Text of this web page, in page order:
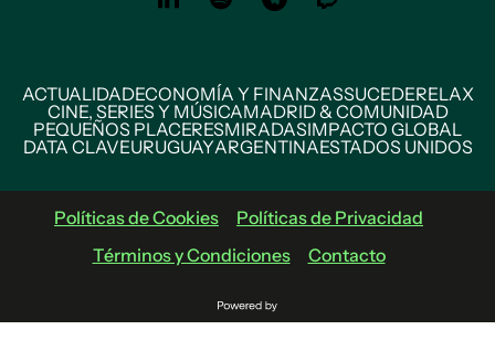
ACTUALIDADECONOMÍA Y FINANZASSUCEDERELAX
CINE, SERIES Y MÚSICAMADRID & COMUNIDAD
PEQUEÑOS PLACERESMIRADASIMPACTO GLOBAL
DATA CLAVEURUGUAYARGENTINAESTADOS UNIDOS
Políticas de Cookies
Políticas de Privacidad
Términos y Condiciones
Contacto